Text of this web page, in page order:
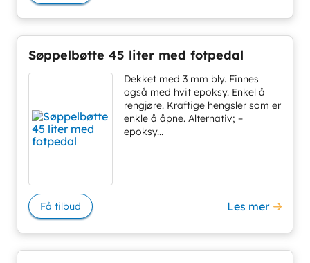
Søppelbøtte 45 liter med fotpedal
Dekket med 3 mm bly. Finnes
også med hvit epoksy. Enkel å
rengjøre. Kraftige hengsler som er
enkle å åpne. Alternativ; –
epoksy...
Få tilbud Les mer